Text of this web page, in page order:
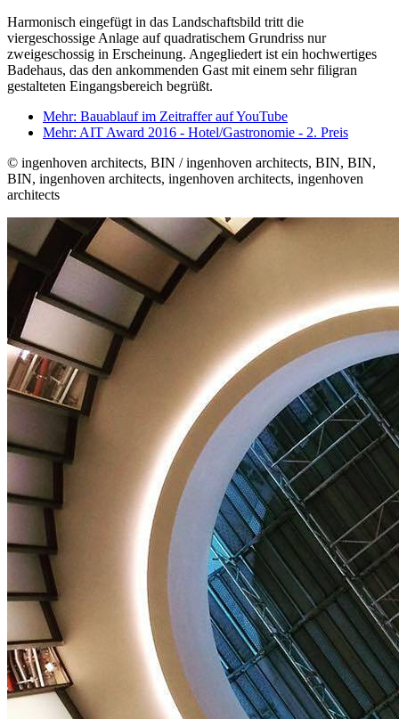
Harmonisch eingefügt in das Landschaftsbild tritt die
viergeschossige Anlage auf quadratischem Grundriss nur
zweigeschossig in Erscheinung. Angegliedert ist ein hochwertiges
Badehaus, das den ankommenden Gast mit einem sehr filigran
gestalteten Eingangsbereich begrüßt.
Mehr: Bauablauf im Zeitraffer auf YouTube
Mehr: AIT Award 2016 - Hotel/Gastronomie - 2. Preis
© ingenhoven architects, BIN / ingenhoven architects, BIN, BIN,
BIN, ingenhoven architects, ingenhoven architects, ingenhoven
architects